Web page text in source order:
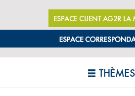
ESPACE CLIENT AG2R
THÈMES